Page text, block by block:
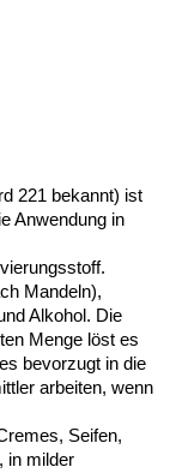
221 bekannt) ist
Anwendung in
Mandeln),
Alkohol. Die
Menge löst es
bevorzugt in die
arbeiten, wenn
Seifen,
in milder